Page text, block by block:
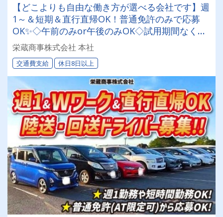
【どこよりも自由な働き方が選べる会社です】週
1～＆短期＆直行直帰OK！普通免許のみで応募
OK✨◇午前のみor午後のみOK◇試用期間なくす
ぐに即戦力として活躍出来ます！交通費は全額会
社負担◎夜間業務一切なしの陸送・回送ドライバ
ー♪
栄蔵商事株式会社 本社
交通費支給 休日8日以上